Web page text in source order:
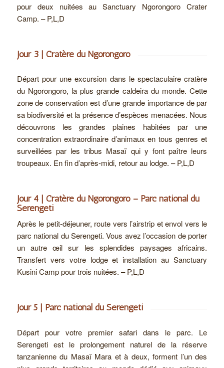
pour deux nuitées au Sanctuary Ngorongoro Crater
Camp. – P,L,D
Jour 3 | Cratère du Ngorongoro
Départ pour une excursion dans le spectaculaire cratère
du Ngorongoro, la plus grande caldeira du monde. Cette
zone de conservation est d’une grande importance de par
sa biodiversité et la présence d’espèces menacées. Nous
découvrons les grandes plaines habitées par une
concentration extraordinaire d’animaux en tous genres et
surveillées par les tribus Masaï qui y font paître leurs
troupeaux. En fin d’après-midi, retour au lodge. – P,L,D
Jour 4 | Cratère du Ngorongoro – Parc national du
Serengeti
Après le petit-déjeuner, route vers l’airstrip et envol vers le
parc national du Serengeti. Vous avez l’occasion de porter
un autre œil sur les splendides paysages africains.
Transfert vers votre lodge et installation au Sanctuary
Kusini Camp pour trois nuitées. – P,L,D
Jour 5 | Parc national du Serengeti
Départ pour votre premier safari dans le parc. Le
Serengeti est le prolongement naturel de la réserve
tanzanienne du Masaï Mara et à deux, forment l’un des